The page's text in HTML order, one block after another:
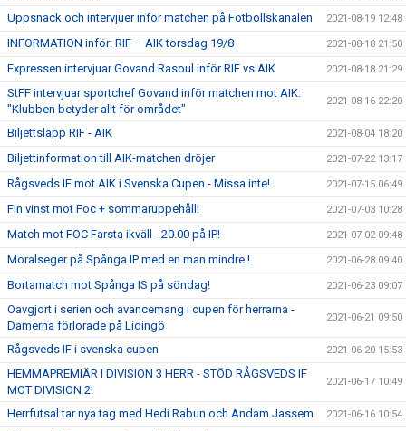
Uppsnack och intervjuer inför matchen på Fotbollskanalen 2021-08-19 12:48
INFORMATION inför: RIF – AIK torsdag 19/8 2021-08-18 21:50
Expressen intervjuar Govand Rasoul inför RIF vs AIK 2021-08-18 21:29
StFF intervjuar sportchef Govand inför matchen mot AIK:
"Klubben betyder allt för området"
2021-08-16 22:20
Biljettsläpp RIF - AIK 2021-08-04 18:20
Biljettinformation till AIK-matchen dröjer 2021-07-22 13:17
Rågsveds IF mot AIK i Svenska Cupen - Missa inte! 2021-07-15 06:49
Fin vinst mot Foc + sommaruppehåll! 2021-07-03 10:28
Match mot FOC Farsta ikväll - 20.00 på IP! 2021-07-02 09:48
Moralseger på Spånga IP med en man mindre ! 2021-06-28 09:40
Bortamatch mot Spånga IS på söndag! 2021-06-23 09:07
Oavgjort i serien och avancemang i cupen för herrarna -
Damerna förlorade på Lidingö
2021-06-21 09:50
Rågsveds IF i svenska cupen 2021-06-20 15:53
HEMMAPREMIÄR I DIVISION 3 HERR - STÖD RÅGSVEDS IF
MOT DIVISION 2!
2021-06-17 10:49
Herrfutsal tar nya tag med Hedi Rabun och Andam Jassem 2021-06-16 10:54